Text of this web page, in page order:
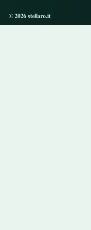
© 2026 stellaro.it